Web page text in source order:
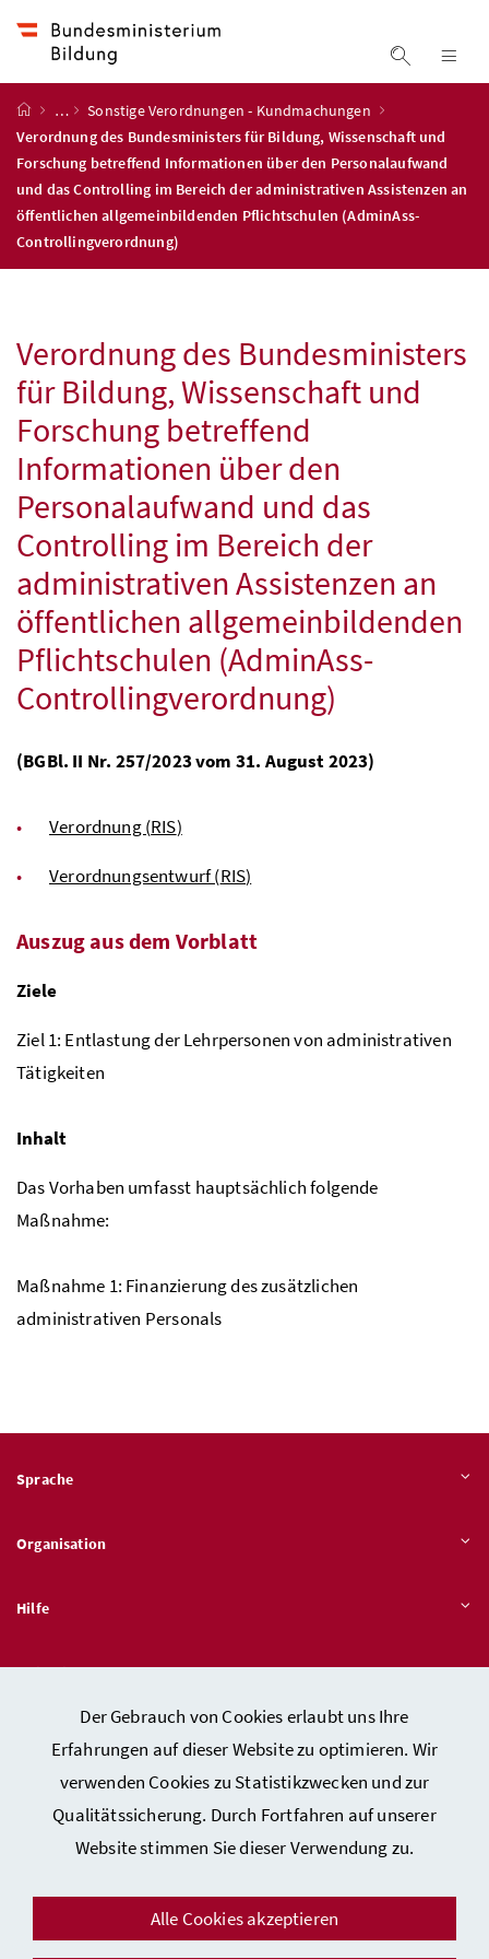
Der Gebrauch von Cookies erlaubt uns Ihre
Erfahrungen auf dieser Website zu optimieren. Wir
verwenden Cookies zu Statistikzwecken und zur
Qualitätssicherung. Durch Fortfahren auf unserer
Website stimmen Sie dieser Verwendung zu.
Alle Cookies akzeptieren
Suche
Startseite
…
Sonstige Verordnungen - Kundmachungen
Verordnung des Bundesministers für Bildung, Wissenschaft und
Forschung betreffend Informationen über den Personalaufwand
und das Controlling im Bereich der administrativen Assistenzen an
öffentlichen allgemeinbildenden Pflichtschulen (AdminAss-
Controllingverordnung)
Verordnung des Bundesministers
für Bildung, Wissenschaft und
Forschung betreffend
Informationen über den
Personalaufwand und das
Controlling im Bereich der
administrativen Assistenzen an
öffentlichen allgemeinbildenden
Pflichtschulen (AdminAss-
Controllingverordnung)
(BGBl. II Nr. 257/2023 vom 31. August 2023)
Verordnung (RIS)
Verordnungsentwurf (RIS)
Auszug aus dem Vorblatt
Ziele
Ziel 1: Entlastung der Lehrpersonen von administrativen
Tätigkeiten
Inhalt
Das Vorhaben umfasst hauptsächlich folgende
Maßnahme:
Maßnahme 1: Finanzierung des zusätzlichen
administrativen Personals
Sprache
Organisation
Hilfe
Quicklinks
Kontakt
Impressum
Barrierefreiheitserklärung
Datenschutz